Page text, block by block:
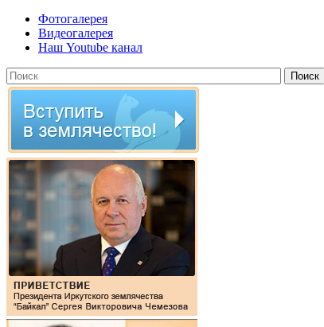
Фотогалерея
Видеогалерея
Наш Youtube канал